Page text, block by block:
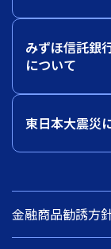
みずほ信託銀
について
東日本大震災
金融商品勧誘方